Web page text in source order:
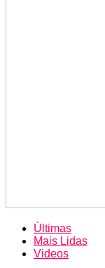
Últimas
Mais Lidas
Videos